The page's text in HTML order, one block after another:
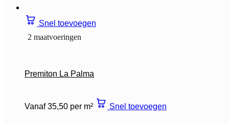
Snel toevoegen
2 maatvoeringen
Premiton La Palma
Vanaf 35,50 per m² Snel toevoegen